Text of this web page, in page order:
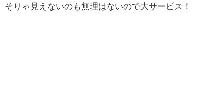
そりゃ見えないのも無理はないので大サービス！